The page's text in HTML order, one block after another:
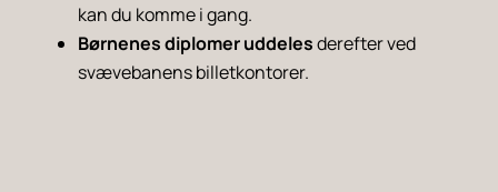
kan du komme i gang.
Børnenes diplomer uddelesderefter ved
svævebanens billetkontorer.